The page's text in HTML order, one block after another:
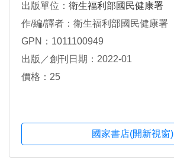
出版單位： 衛生福利部國民健康署
作/編/譯者：衛生福利部國民健康署
GPN：1011100949
出版／創刊日期：2022-01
價格：25
國家書店(開新視窗)